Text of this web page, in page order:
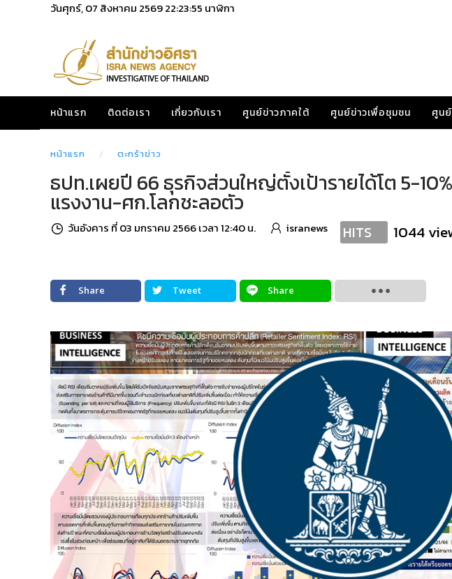
วันศุกร์, 07 สิงหาคม 256922:23:56 นาฬิกา
หน้าแรก ติดต่อเรา เกี่ยวกับเรา ศูนย์ข่าวภาคใต้ ศูนย์ข่าวเพื่อชุมชน ศูน
หน้าแรก ตะกร้าข่าว
ธปท.เผยปี 66 ธุรกิจส่วนใหญ่ตั้งเป้ารายได้โต 5-
แรงงาน-ศก.โลกชะลอตัว
วันอังคาร ที่ 03 มกราคม 2566 เวลา 12:40 น. isranews HITS 1044
Share Tweet Share